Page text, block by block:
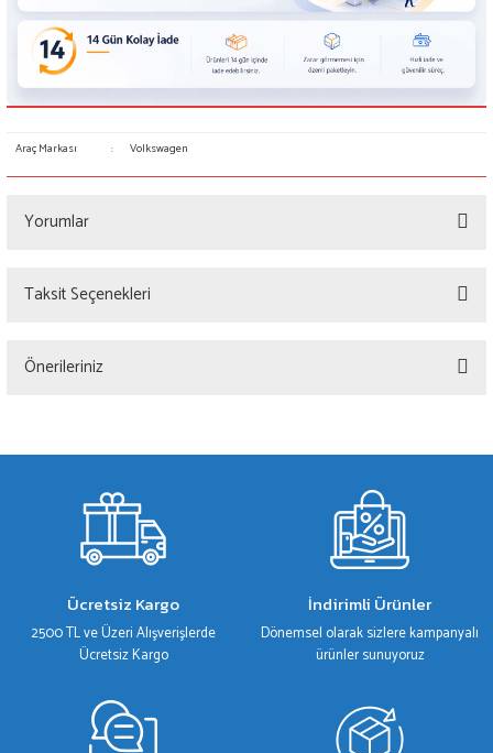
Araç Markası : Volkswagen
Yorumlar
Taksit Seçenekleri
Önerileriniz
gördüğünüz noktaları öneri formunu kullanarak tarafımıza iletebilirsiniz.
Ürün resmi kalitesiz, bozuk veya görüntülenemiyor.
Ürün açıklamasında eksik bilgiler bulunuyor.
Ürün fiyatı diğer sitelerden daha pahalı.
Bu ürüne benzer farklı alternatifler olmalı.
Ücretsiz Kargo
2500 TL ve Üzeri Alışverişlerde
Ücretsiz Kargo
İndirimli Ürünler
Dönemsel olarak sizlere kampanyalı
ürünler sunuyoruz